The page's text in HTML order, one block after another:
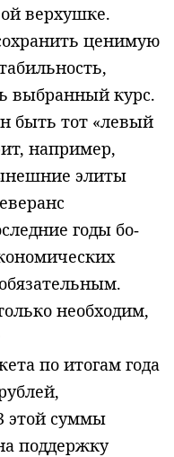
верхушке.
ценимую
выбранный курс.
быть тот «левый
например,
элиты
годы бо­
необходим,
по итогам года
этой суммы
поддержку